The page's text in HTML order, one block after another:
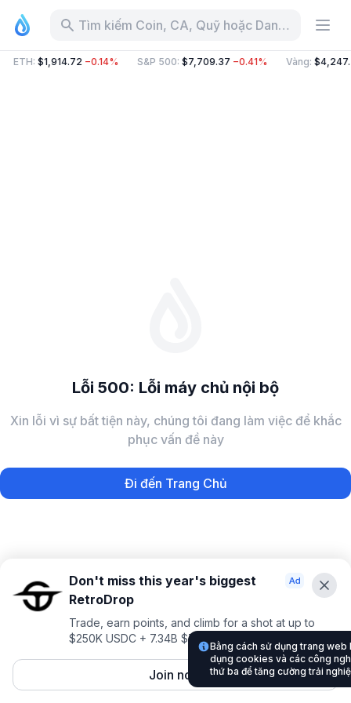
Tìm kiếm Coin, CA, Quỹ hoặc Danh mục
ETH: $1,914.72 −0.14% S&P 500: $7,709.37 −0.41% Vàng:
Lỗi 500: Lỗi máy chủ nội bộ
Xin lỗi vì sự bất tiện này, chúng tôi đang làm việc để khắc
phục vấn đề này
Đi đến Trang Chủ
Don't miss this year's biggest
RetroDrop
Trade, earn points, and climb for a shot at up to
$250K USDC + 7.34B $TRUE
Join now
Bằng cách sử dụng trang
dụng cookies và các công
thứ ba để tăng cường trải